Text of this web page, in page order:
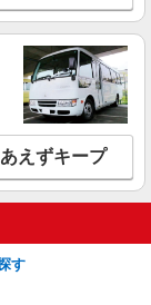
えずキープ
す